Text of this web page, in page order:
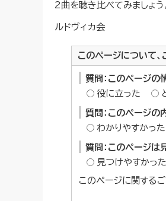
2曲を聴き比べてみましょう
ルドヴィカ会
このページについて
質問：このページの
役に立った
質問：このページの
わかりやすかった
質問：このページは
見つけやすかった
このページに関する